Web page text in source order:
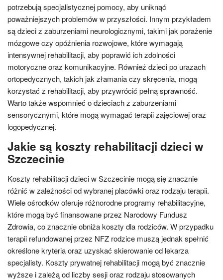
potrzebują specjalistycznej pomocy, aby uniknąć
poważniejszych problemów w przyszłości. Innym przykładem
są dzieci z zaburzeniami neurologicznymi, takimi jak porażenie
mózgowe czy opóźnienia rozwojowe, które wymagają
intensywnej rehabilitacji, aby poprawić ich zdolności
motoryczne oraz komunikacyjne. Również dzieci po urazach
ortopedycznych, takich jak złamania czy skręcenia, mogą
korzystać z rehabilitacji, aby przywrócić pełną sprawność.
Warto także wspomnieć o dzieciach z zaburzeniami
sensorycznymi, które mogą wymagać terapii zajęciowej oraz
logopedycznej.
Jakie są koszty rehabilitacji dzieci w
Szczecinie
Koszty rehabilitacji dzieci w Szczecinie mogą się znacznie
różnić w zależności od wybranej placówki oraz rodzaju terapii.
Wiele ośrodków oferuje różnorodne programy rehabilitacyjne,
które mogą być finansowane przez Narodowy Fundusz
Zdrowia, co znacznie obniża koszty dla rodziców. W przypadku
terapii refundowanej przez NFZ rodzice muszą jednak spełnić
określone kryteria oraz uzyskać skierowanie od lekarza
specjalisty. Koszty prywatnej rehabilitacji mogą być znacznie
wyższe i zależą od liczby sesji oraz rodzaju stosowanych